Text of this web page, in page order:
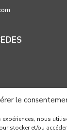
le
expériences, nous
stocker et/ou